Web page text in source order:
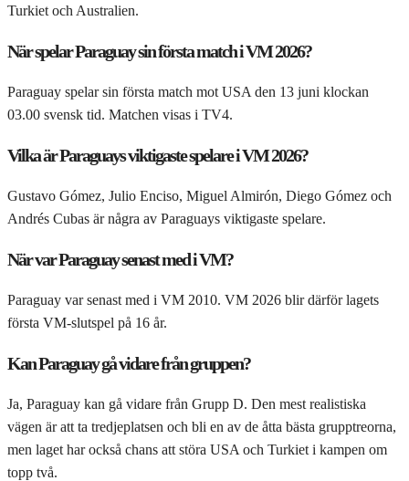
Turkiet och Australien.
När spelar Paraguay sin första match i VM 2026?
Paraguay spelar sin första match mot USA den 13 juni klockan
03.00 svensk tid. Matchen visas i TV4.
Vilka är Paraguays viktigaste spelare i VM 2026?
Gustavo Gómez, Julio Enciso, Miguel Almirón, Diego Gómez och
Andrés Cubas är några av Paraguays viktigaste spelare.
När var Paraguay senast med i VM?
Paraguay var senast med i VM 2010. VM 2026 blir därför lagets
första VM-slutspel på 16 år.
Kan Paraguay gå vidare från gruppen?
Ja, Paraguay kan gå vidare från Grupp D. Den mest realistiska
vägen är att ta tredjeplatsen och bli en av de åtta bästa grupptreorna,
men laget har också chans att störa USA och Turkiet i kampen om
topp två.